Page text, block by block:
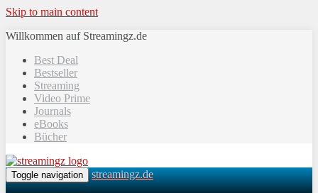
Skip to main content
Willkommen auf Streamingz.de
Best Deal
Bestseller
Streaming
Video Prime
Journals
eBooks
Bücher
Toggle navigation streamingz.de